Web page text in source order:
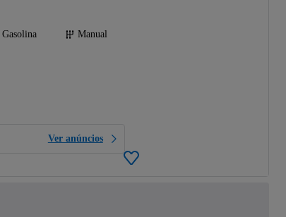
Gasolina
Manual
Ver anúncios